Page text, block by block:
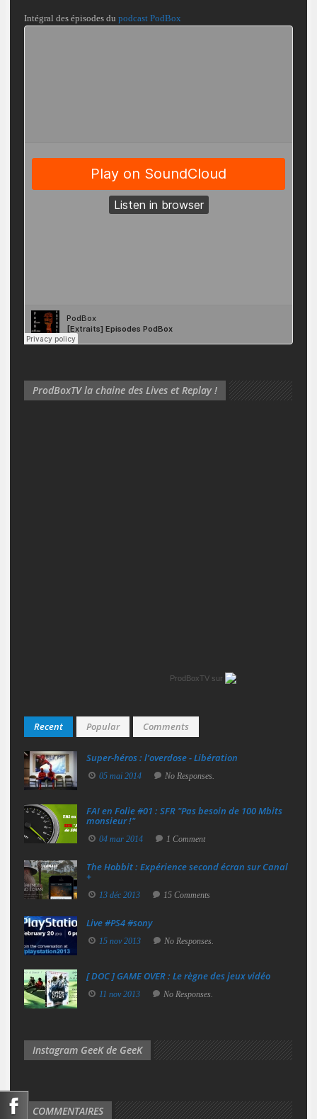
Intégral des épisodes du podcast PodBox
ProdBoxTV la chaine des Lives et Replay !
ProdBoxTV sur
Recent Popular Comments
Super‑héros : l’overdose - Libération
05 mai 2014 No Responses.
FAI en Folie #01 : SFR "Pas besoin de 100 Mbits
monsieur !"
04 mar 2014 1 Comment
The Hobbit : Expérience second écran sur Canal
+
13 déc 2013 15 Comments
Live #PS4 #sony
15 nov 2013 No Responses.
[ DOC ] GAME OVER : Le règne des jeux vidéo
11 nov 2013 No Responses.
Instagram GeeK de GeeK
COMMENTAIRES